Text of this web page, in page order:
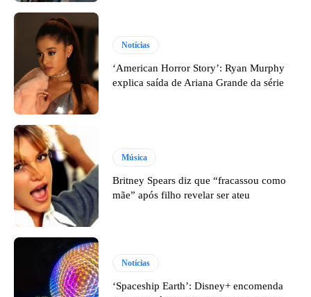
Notícias
‘American Horror Story’: Ryan Murphy
explica saída de Ariana Grande da série
Música
Britney Spears diz que “fracassou como
mãe” após filho revelar ser ateu
Notícias
‘Spaceship Earth’: Disney+ encomenda